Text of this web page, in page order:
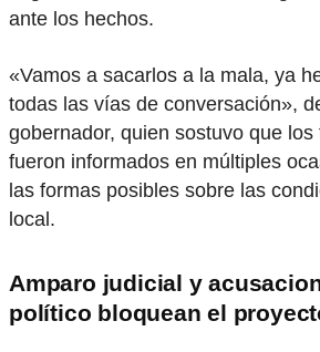
ante los hechos.
«Vamos a sacarlos a la mala, ya
todas las vías de conversación»,
gobernador, quien sostuvo que los
fueron informados en múltiples
las formas posibles sobre las
local.
Amparo judicial y
político bloquean el